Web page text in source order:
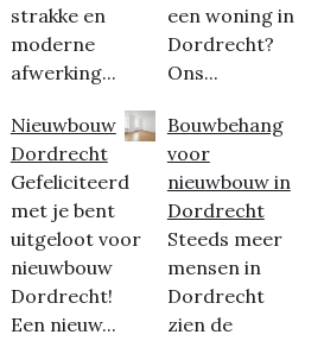
strakke en
moderne
afwerking...
Nieuwbouw
Dordrecht
Gefeliciteerd
met je bent
uitgeloot voor
nieuwbouw
Dordrecht!
Een nieuw...
een woning in
Dordrecht?
Ons...
Bouwbehang
voor
nieuwbouw in
Dordrecht
Steeds meer
mensen in
Dordrecht
zien de